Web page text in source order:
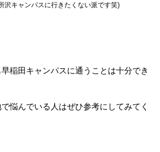
沢キャンパスに行きたくない派です笑)
稲田キャンパスに通うことは十分でき
悩んでいる人はぜひ参考にしてみてく